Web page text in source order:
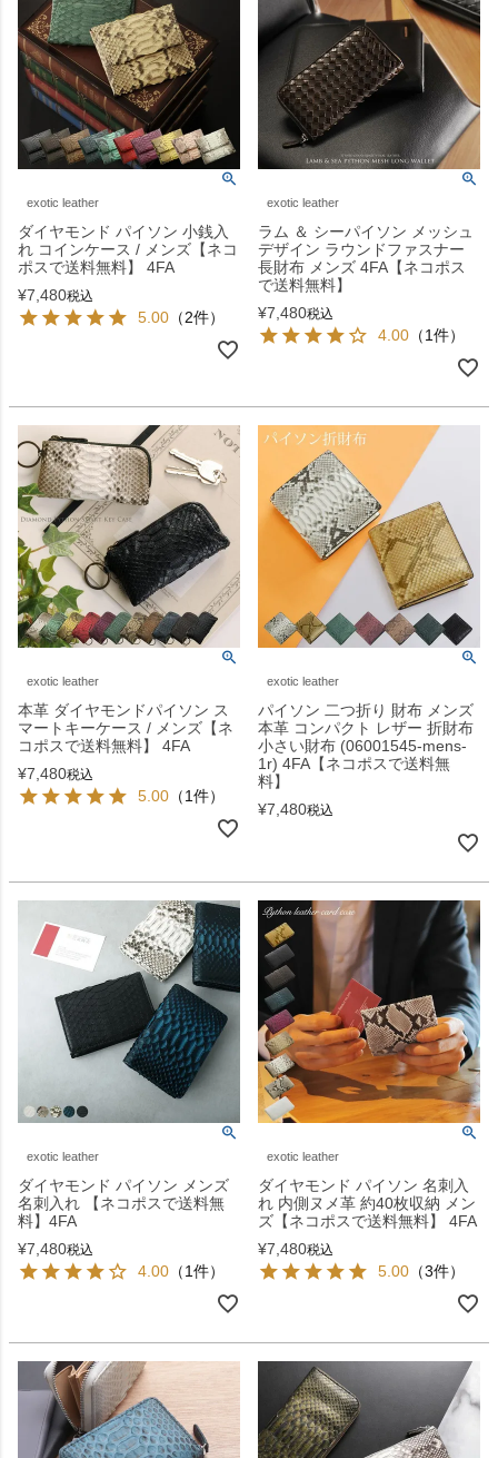
exotic leather
ダイヤモンド パイソン 小銭入
れ コインケース / メンズ【ネコ
ポスで送料無料】 4FA
¥7,480税込
5.00 （2件）
exotic leather
ラム ＆ シーパイソン メッシュ
デザイン ラウンドファスナー
長財布 メンズ 4FA【ネコポス
で送料無料】
¥7,480税込
4.00 （1件）
exotic leather
本革 ダイヤモンドパイソン ス
マートキーケース / メンズ【ネ
コポスで送料無料】 4FA
¥7,480税込
5.00 （1件）
exotic leather
パイソン 二つ折り 財布 メンズ
本革 コンパクト レザー 折財布
小さい財布 (06001545-mens-
1r) 4FA【ネコポスで送料無
料】
¥7,480税込
exotic leather
ダイヤモンド パイソン メンズ
名刺入れ 【ネコポスで送料無
料】4FA
¥7,480税込
4.00 （1件）
exotic leather
ダイヤモンド パイソン 名刺入
れ 内側ヌメ革 約40枚収納 メン
ズ【ネコポスで送料無料】 4FA
¥7,480税込
5.00 （3件）